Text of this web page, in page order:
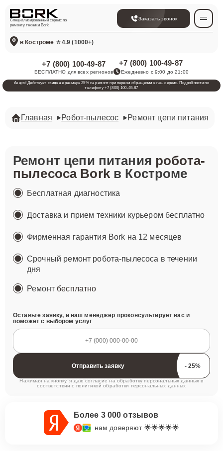
Специализированный сервис по
ремонту техники Bork
Заказать звонок
в Костроме ⭐ 4.9 (1000+)
+7 (800) 100-49-87
БЕСПЛАТНО для всех регионов
+7 (800) 100-49-87
Ежедневно с 9:00 до 21:00
Акция! Действует скидка в размере 25% на ремонт при первом обращении в наш сервис. Подробности по
телефону +7 (800) 100-49-87
Главная Робот-пылесос Ремонт цепи питания
Ремонт цепи питания робота-
пылесоса Borkв Костроме
Бесплатная диагностика
Доставка и прием техники курьером бесплатно
Фирменная гарантия Bork на 12 месяцев
Срочный ремонт робота-пылесоса в течении
дня
Ремонт бесплатно
Оставьте заявку, и наш менеджер проконсультирует вас и
поможет с выбором услуг
Отправить заявку
Нажимая на кнопку, я даю согласие на обработку персональных данных в
соответствии с политикой обработки персональных данных
Более 3 000 отзывов
нам доверяют 🌟🌟🌟🌟🌟